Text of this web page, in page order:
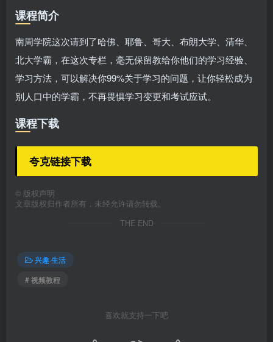
课程简介
南周学院这次请到了哈佛、耶鲁、哥大、布朗大学、清华、
北大学霸，在这次专栏，毫无保留教给你他们的学习经验、
学习方法，可以解决你99%关于学习的问题，让你轻松成为
别人口中的学霸，不再畏惧学习变更和考试应试。
课程下载
夸克链接下载
© 版权声明
文章版权归作者所有，未经允许请勿转载。
THE END
兴趣·生活
# 视频教程
喜欢就支持一下吧